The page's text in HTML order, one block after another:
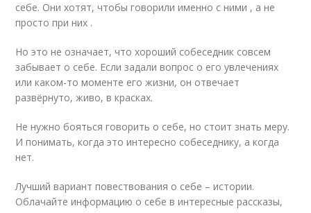
себе. Они хотят, чтобы говорили именно с ними , а не
просто при них .
Но это не означает, что хороший собеседник совсем
забывает о себе. Если задали вопрос о его увлечениях
или каком-то моменте его жизни, он отвечает
развёрнуто, живо, в красках.
Не нужно бояться говорить о себе, но стоит знать меру.
И понимать, когда это интересно собеседнику, а когда
нет.
Лучший вариант повествования о себе – истории.
Облачайте информацию о себе в интересные рассказы,